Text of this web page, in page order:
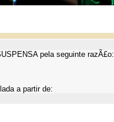
pela seguinte razÃ£o:
a partir de: